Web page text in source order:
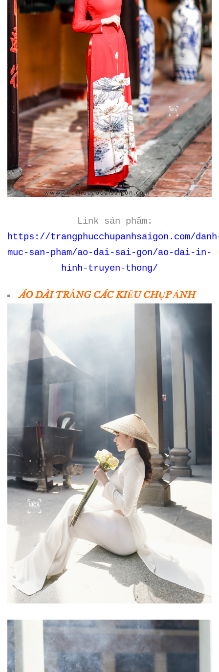
Link sản phẩm:
https://trangphucchupanhsaigon.com/
muc-san-pham/ao-dai-sai-gon/ao-dai-in-
hinh-truyen-thong/
ÁO DÀI TRẮNG CÁC KIỂU CHỤP ẢNH